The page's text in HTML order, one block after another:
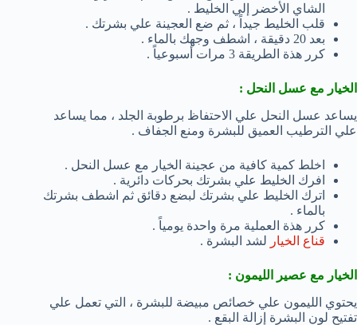
الشاي الأخضر إلي الخليط .
قلب الخليط جيداً ، ثم ضع العجينة علي بشرتك .
بعد 20 دقيقة ، اشطف وجهك بالماء .
كرر هذة الطريقة 3 مرات أسبوعياً .
الخيار مع عسل النحل :
يساعد عسل النحل علي الاحتفاظ برطوبة الجلد ، مما يساعد
علي الترطيب العميق للبشرة ومنع الجفاف .
اخلط كمية كافية من عجينة الخيار مع عسل النحل .
افرك الخليط علي بشرتك بحركات دائرية .
اترك الخليط علي بشرتك لبضع دقائق ثم اشطف بشرتك
بالماء .
كرر هذة العملية مرة واحدة يومياً .
قناع الخيار لشد البشرة .
الخيار مع عصير الليمون :
يحتوي الليمون علي خصائص مبيضة للبشرة ، التي تعمل علي
تفتيح لون البشرة إزالة البقع .